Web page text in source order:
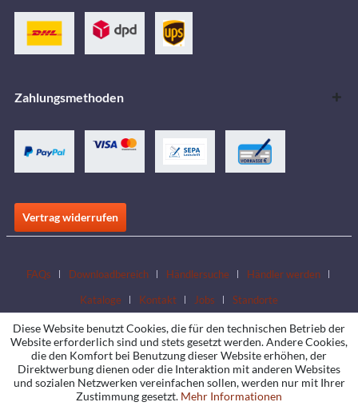
Zahlungsmethoden
Vertrag widerrufen
FAQs Downloadbereich Händlersuche
Händler werden
Kataloge
Kontakt Jobs Standorte
Diese Website benutzt Cookies, die für den technischen Betrieb der
Website erforderlich sind und stets gesetzt werden. Andere Cookies,
die den Komfort bei Benutzung dieser Website erhöhen, der
Direktwerbung dienen oder die Interaktion mit anderen Websites
und sozialen Netzwerken vereinfachen sollen, werden nur mit Ihrer
Zustimmung gesetzt. Mehr Informationen